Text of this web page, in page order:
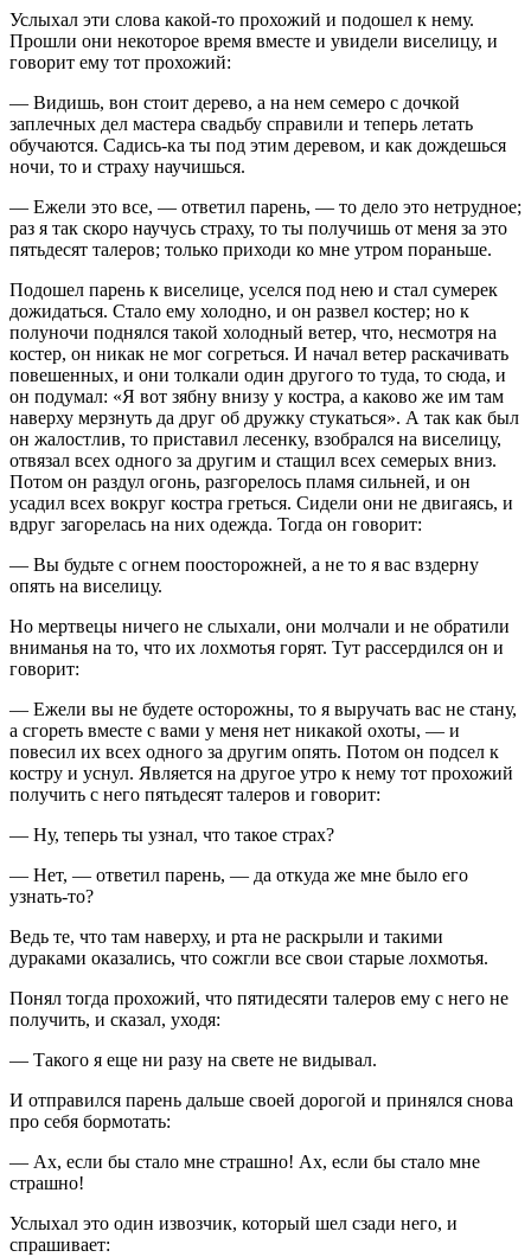
Услыхал эти слова какой-то прохожий и подошел к нему.
Прошли они некоторое время вместе и увидели виселицу, и
говорит ему тот прохожий:
— Видишь, вон стоит дерево, а на нем семеро с дочкой
заплечных дел мастера свадьбу справили и теперь летать
обучаются. Садись-ка ты под этим деревом, и как дождешься
ночи, то и страху научишься.
— Ежели это все, — ответил парень, — то дело это нетрудное;
раз я так скоро научусь страху, то ты получишь от меня за это
пятьдесят талеров; только приходи ко мне утром пораньше.
Подошел парень к виселице, уселся под нею и стал сумерек
дожидаться. Стало ему холодно, и он развел костер; но к
полуночи поднялся такой холодный ветер, что, несмотря на
костер, он никак не мог согреться. И начал ветер раскачивать
повешенных, и они толкали один другого то туда, то сюда, и
он подумал: «Я вот зябну внизу у костра, а каково же им там
наверху мерзнуть да друг об дружку стукаться». А так как был
он жалостлив, то приставил лесенку, взобрался на виселицу,
отвязал всех одного за другим и стащил всех семерых вниз.
Потом он раздул огонь, разгорелось пламя сильней, и он
усадил всех вокруг костра греться. Сидели они не двигаясь, и
вдруг загорелась на них одежда. Тогда он говорит:
— Вы будьте с огнем поосторожней, а не то я вас вздерну
опять на виселицу.
Но мертвецы ничего не слыхали, они молчали и не обратили
вниманья на то, что их лохмотья горят. Тут рассердился он и
говорит:
— Ежели вы не будете осторожны, то я выручать вас не стану,
а сгореть вместе с вами у меня нет никакой охоты, — и
повесил их всех одного за другим опять. Потом он подсел к
костру и уснул. Является на другое утро к нему тот прохожий
получить с него пятьдесят талеров и говорит:
— Ну, теперь ты узнал, что такое страх?
— Нет, — ответил парень, — да откуда же мне было его
узнать-то?
Ведь те, что там наверху, и рта не раскрыли и такими
дураками оказались, что сожгли все свои старые лохмотья.
Понял тогда прохожий, что пятидесяти талеров ему с него не
получить, и сказал, уходя:
— Такого я еще ни разу на свете не видывал.
И отправился парень дальше своей дорогой и принялся снова
про себя бормотать:
— Ах, если бы стало мне страшно! Ах, если бы стало мне
страшно!
Услыхал это один извозчик, который шел сзади него, и
спрашивает: